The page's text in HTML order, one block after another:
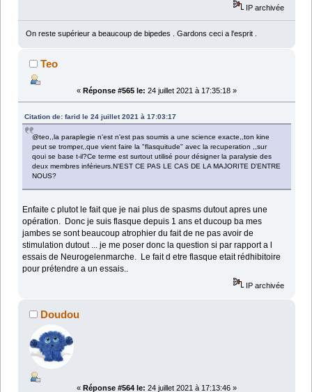
IP archivée
On reste supérieur a beaucoup de bipedes . Gardons ceci a l'esprit .
Teo
« Réponse #565 le: 24 juillet 2021 à 17:35:18 »
Citation de: farid le 24 juillet 2021 à 17:03:17
@teo,,la paraplegie n'est n'est pas soumis a une science exacte,,ton kine
peut se tromper,,que vient faire la "flasquitude" avec la recuperation ,,sur
qoui se base t-il?Ce terme est surtout utilisé pour désigner la paralysie des
deux membres inférieurs.N'EST CE PAS LE CAS DE LA MAJORITE D'ENTRE
NOUS?
Enfaite c plutot le fait que je nai plus de spasms dutout apres une
opération. Donc je suis flasque depuis 1 ans et ducoup ba mes
jambes se sont beaucoup atrophier du fait de ne pas avoir de
stimulation dutout ... je me poser donc la question si par rapport a l
essais de Neurogelenmarche. Le fait d etre flasque etait rédhibitoire
pour prétendre a un essais..
IP archivée
Doudou
« Réponse #564 le: 24 juillet 2021 à 17:13:46 »